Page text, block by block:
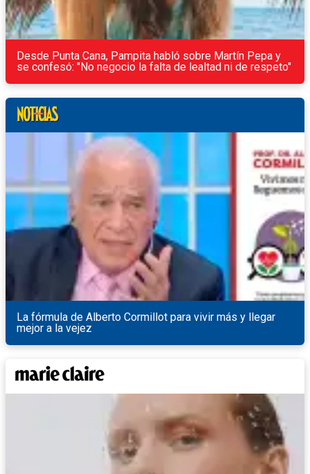
Desde Punta Cana, Pampita habló sobre Martín Pepa y
se confesó: "No negocio la falta de lealtad ni de respeto"
La fórmula de Alberto Cormillot para vivir más y llegar
mejor a la vejez